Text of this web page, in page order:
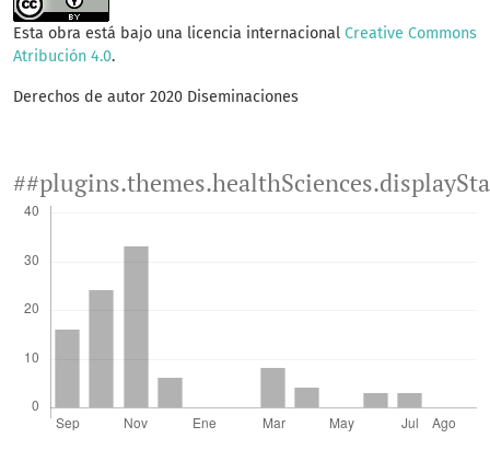
Esta obra está bajo una licencia internacional Creative Commons
Atribución 4.0.
Derechos de autor 2020 Diseminaciones